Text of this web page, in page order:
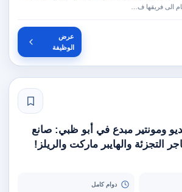
الى فريقها ف…
عرض
الوظيفة
ومونتير مبدع في أبو ظبي: صانع
التجزئة والهايبر ماركت والريلز!
دوام كامل